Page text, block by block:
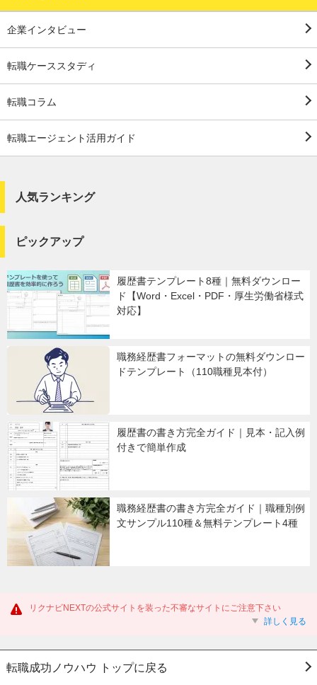
企業インタビュー
転職ケーススタディ
転職コラム
転職エージェント活用ガイド
人気ランキング
ピックアップ
履歴書テンプレート8種｜無料ダウンロー
ド【Word・Excel・PDF・厚生労働省様式
対応】
職務経歴書フォーマットの無料ダウンロー
ドテンプレート（110職種見本付）
履歴書の書き方完全ガイド｜見本・記入例
付きで簡単作成
職務経歴書の書き方完全ガイド｜職種別例
文サンプル110種＆無料テンプレート4種
リクナビNEXTの公式サイトを装った不審なサイトにご注意下さい
詳しく見る
転職成功ノウハウ トップに戻る